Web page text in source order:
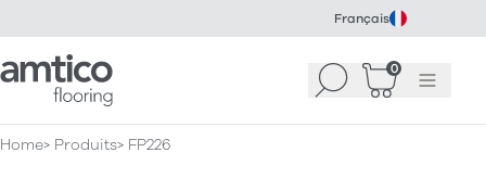
Français
Amtico Flooring Recherche
0
Panier(0)
Menu
Home Produits FP226